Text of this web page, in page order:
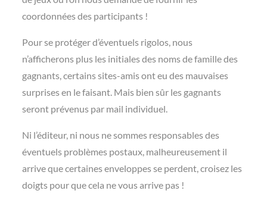
coordonnées des participants !
Pour se protéger d’éventuels rigolos, nous
n’afficherons plus les initiales des noms de famille des
gagnants, certains sites-amis ont eu des mauvaises
surprises en le faisant. Mais bien sûr les gagnants
seront prévenus par mail individuel.
Ni l’éditeur, ni nous ne sommes responsables des
éventuels problèmes postaux, malheureusement il
arrive que certaines enveloppes se perdent, croisez les
doigts pour que cela ne vous arrive pas !